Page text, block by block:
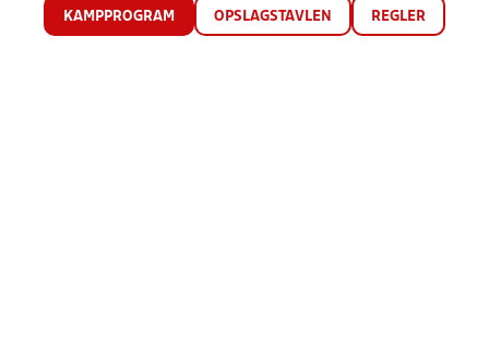
KAMPPROGRAM OPSLAGSTAVLEN REGLER